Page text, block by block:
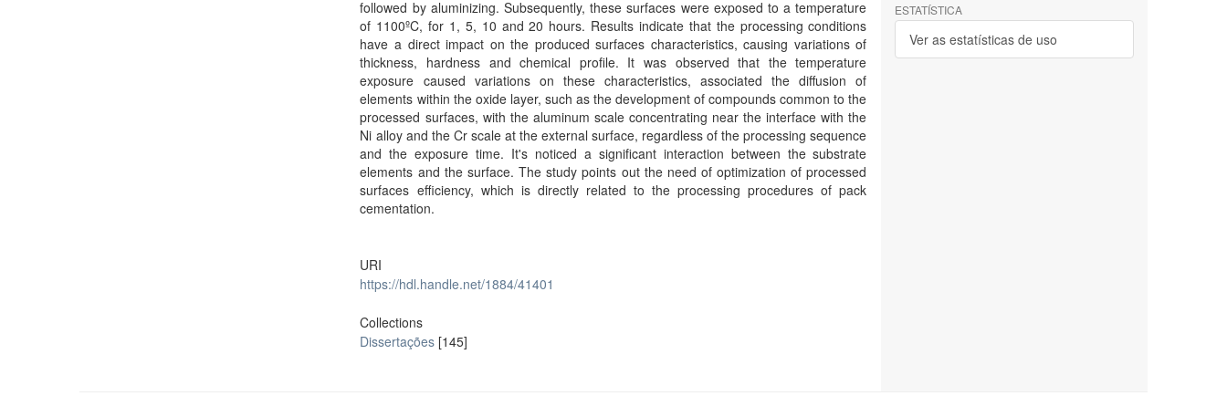
followed by aluminizing. Subsequently, these surfaces were exposed to a temperature
of 1100ºC, for 1, 5, 10 and 20 hours. Results indicate that the processing conditions
have a direct impact on the produced surfaces characteristics, causing variations of
thickness, hardness and chemical profile. It was observed that the temperature
exposure caused variations on these characteristics, associated the diffusion of
elements within the oxide layer, such as the development of compounds common to the
processed surfaces, with the aluminum scale concentrating near the interface with the
Ni alloy and the Cr scale at the external surface, regardless of the processing sequence
and the exposure time. It's noticed a significant interaction between the substrate
elements and the surface. The study points out the need of optimization of processed
surfaces efficiency, which is directly related to the processing procedures of pack
cementation.
URI
https://hdl.handle.net/1884/41401
Collections
Dissertações [145]
ESTATÍSTICA
Ver as estatísticas de uso